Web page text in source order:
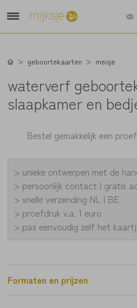
geboortekaarten meisje
waterverf
slaapkamer en
Bestel gemakkelijk een
> unieke ontwerpen met de
> persoonlijk contact | gratis
> snelle verzending NL | BE
> proefdruk v.a. 1 euro
> pas eenvoudig zelf het
Formaten en prijzen